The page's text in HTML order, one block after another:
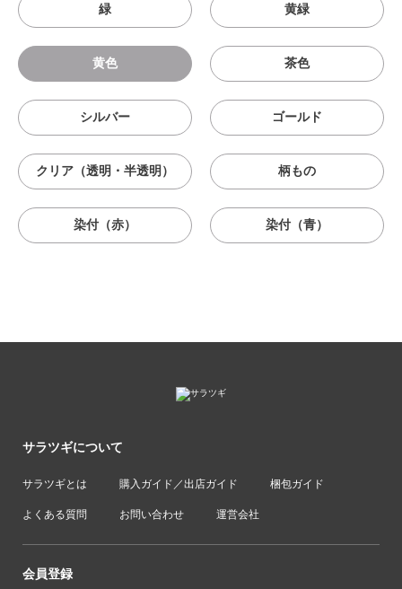
緑 黄緑
黄色 茶色
シルバー ゴールド
クリア（透明・半透明） 柄もの
染付（赤） 染付（青）
サラツギについて
サラツギとは 購入ガイド／出店ガイド 梱包ガイド
よくある質問 お問い合わせ 運営会社
会員登録